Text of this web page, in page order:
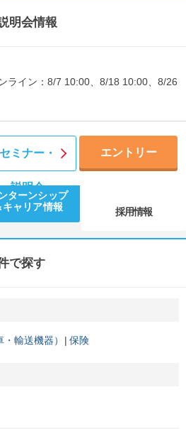
明会情報
ライン：8/7 10:00、8/18 10:00、8/26
セミナー・
説明会
エントリー
ターンシップ
キャリア情報
採用情報
で探す
輸送機器） 保険